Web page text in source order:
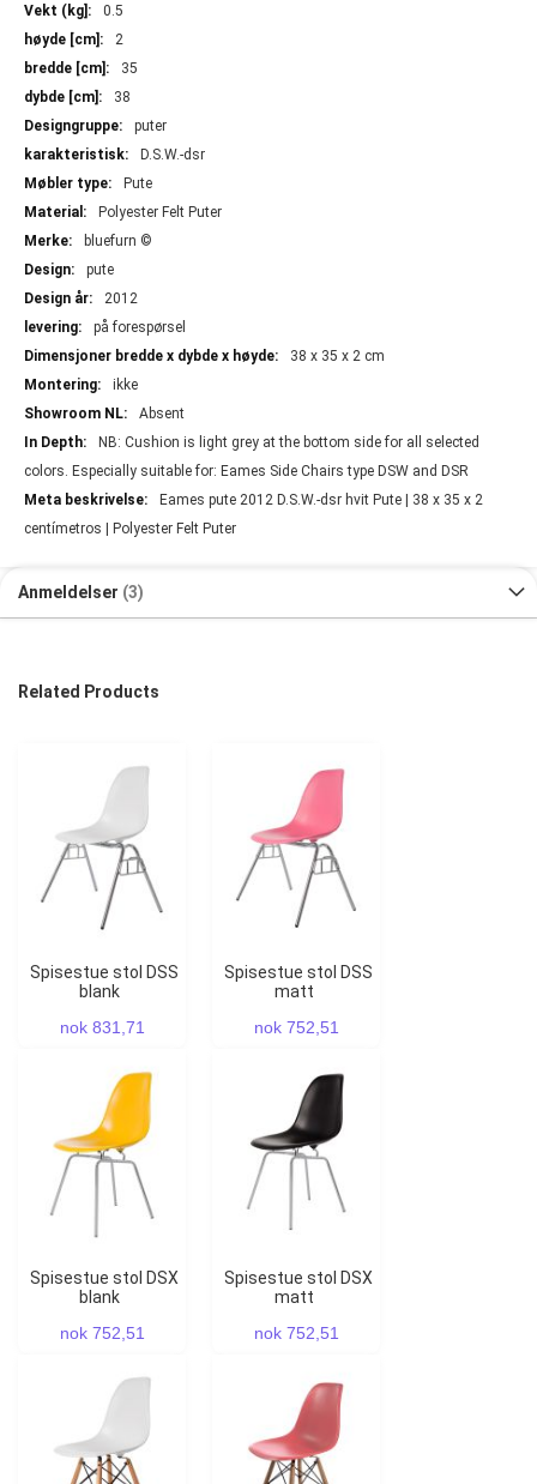
Mer
informasjon
0.5
2
35
38
puter
D.S.W.-dsr
Pute
Polyester Felt Puter
bluefurn ©
pute
2012
på forespørsel
38 x 35 x 2 cm
ikke
Absent
NB: Cushion is light grey at the bottom side for all selected
colors. Especially suitable for: Eames Side Chairs type DSW and DSR
Eames pute 2012 D.S.W.-dsr hvit Pute | 38 x 35 x 2
centímetros | Polyester Felt Puter
Anmeldelser 3
Related Products
Spisestue stol DSS
blank
nok 831,71
Spisestue stol DSS
matt
nok 752,51
Spisestue stol DSX
blank
nok 752,51
Spisestue stol DSX
matt
nok 752,51